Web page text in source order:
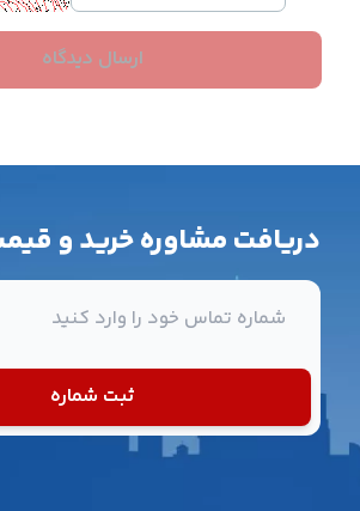
ارسال دیدگاه
دریافت مشاوره خرید و
ثبت شماره